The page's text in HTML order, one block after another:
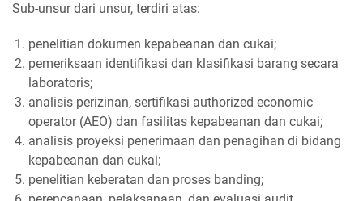
Sub-unsur dari unsur, terdiri atas:
penelitian dokumen kepabeanan dan cukai;
pemeriksaan identifikasi dan klasifikasi barang secara
laboratoris;
analisis perizinan, sertifikasi authorized economic
operator (AEO) dan fasilitas kepabeanan dan cukai;
analisis proyeksi penerimaan dan penagihan di bidang
kepabeanan dan cukai;
penelitian keberatan dan proses banding;